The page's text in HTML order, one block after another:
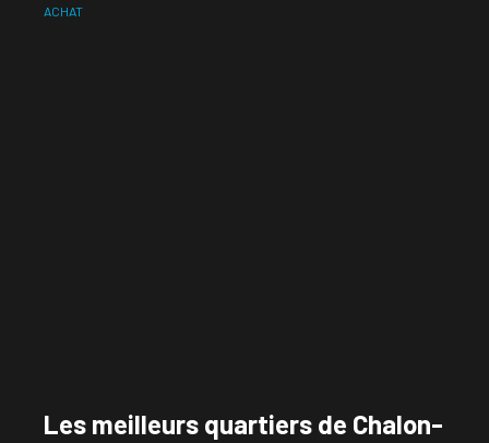
toute confiance.
ACHAT
Les meilleurs quartiers de Chalon-